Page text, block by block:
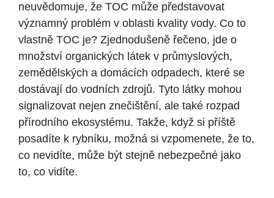
neuvědomuje, že TOC může představovat
významný problém v oblasti kvality vody. Co to
vlastně TOC je? Zjednodušeně řečeno, jde‌ o
množství ‍organických látek v průmyslových,
zemědělských a domácích odpadech, které​ se
dostávají do ⁣vodních ⁤zdrojů.‍ Tyto látky mohou
signalizovat nejen znečištění, ale také rozpad
přírodního⁣ ekosystému. Takže, když si příště
posadíte k rybníku, možná si vzpomenete, ‌že to,‍
co‍ nevidíte, může být stejně ​nebezpečné jako
to,‌ co vidíte.